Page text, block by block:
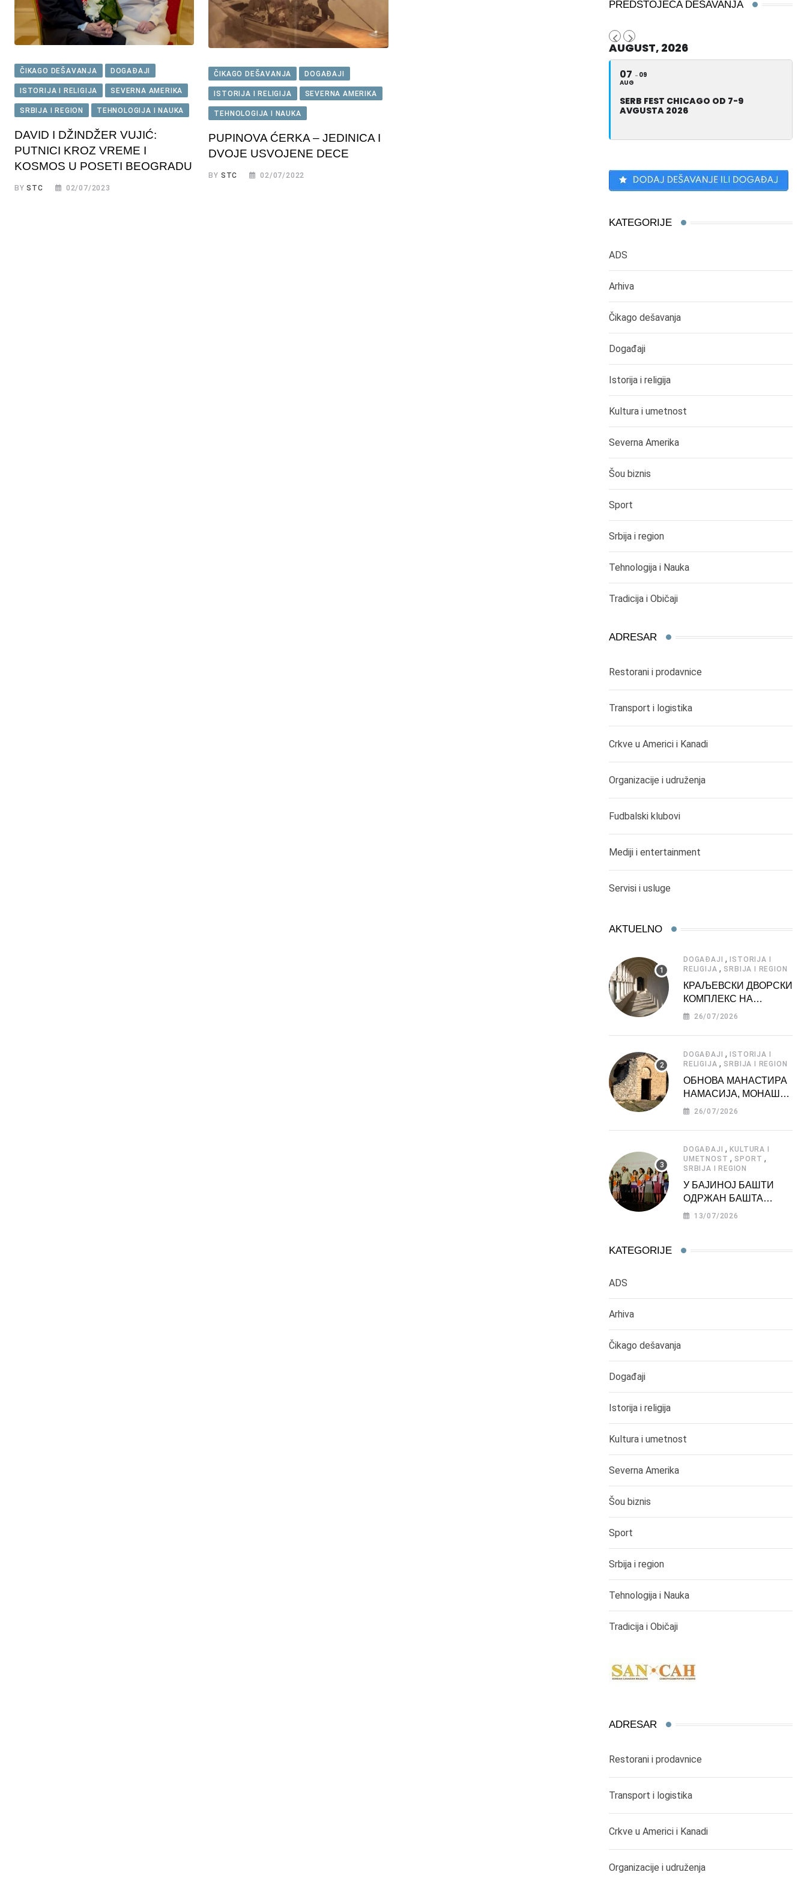
ČIKAGO DEŠAVANJA DOGAĐAJI
ISTORIJA I RELIGIJA SEVERNA AMERIKA
SRBIJA I REGION TEHNOLOGIJA I NAUKA
DAVID I DŽINDŽER VUJIĆ:
PUTNICI KROZ VREME I
KOSMOS U POSETI BEOGRADU
BYSTC 02/07/2023
ČIKAGO DEŠAVANJA DOGAĐAJI
ISTORIJA I RELIGIJA SEVERNA AMERIKA
TEHNOLOGIJA I NAUKA
PUPINOVA ĆERKA – JEDINICA I
DVOJE USVOJENE DECE
BY STC 02/07/2022
PREDSTOJEĆA DEŠAVANJA
AUGUST, 2026
07
AUG
09
SERB FEST CHICAGO OD 7-9
AVGUSTA 2026
KATEGORIJE
ADS
Arhiva
Čikago dešavanja
Događaji
Istorija i religija
Kultura i umetnost
Severna Amerika
Šou biznis
Sport
Srbija i region
Tehnologija i Nauka
Tradicija i Običaji
ADRESAR
Restorani i prodavnice
Transport i logistika
Crkve u Americi i Kanadi
Organizacije i udruženja
Fudbalski klubovi
Mediji i entertainment
Servisi i usluge
AKTUELNO
DOGAĐAJI , ISTORIJA I
RELIGIJA , SRBIJA I REGION
КРАЉЕВСКИ ДВОРСКИ
КОМПЛЕКС НА
ДЕДИЊУ –
АТРАКЦИЈА
26/07/2026
DOGAĐAJI , ISTORIJA I
RELIGIJA , SRBIJA I REGION
ОБНОВА МАНАСТИРА
НАМАСИЈА, МОНАШКЕ
ЗАДУЖБИНЕ
26/07/2026
DOGAĐAJI ,KULTURA I
UMETNOST , SPORT ,
SRBIJA I REGION
У БАЈИНОЈ БАШТИ
ОДРЖАН БАШТА
ФЕСТ 2026
13/07/2026
KATEGORIJE
ADS
Arhiva
Čikago dešavanja
Događaji
Istorija i religija
Kultura i umetnost
Severna Amerika
Šou biznis
Sport
Srbija i region
Tehnologija i Nauka
Tradicija i Običaji
ADRESAR
Restorani i prodavnice
Transport i logistika
Crkve u Americi i Kanadi
Organizacije i udruženja